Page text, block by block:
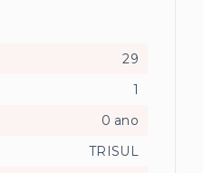
29
1
0 ano
TRISUL